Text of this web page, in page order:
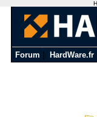
Forum HardWare.fr